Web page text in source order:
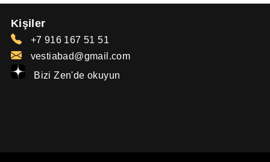
Kişiler
+7 916 167 51 51
vestiabad@gmail.com
Bizi Zen'de okuyun